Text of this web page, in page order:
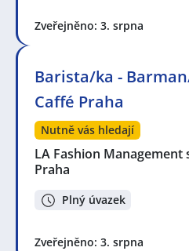
Zveřejněno: 3. srpna
Barista/ka -
Caffé Praha
Nutně vás hledají
LA Fashion Management
Praha
Plný úvazek
Zveřejněno: 3. srpna